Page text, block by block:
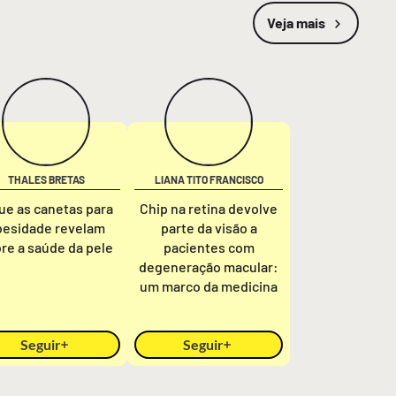
Veja mais
THALES BRETAS
as canetas para
revelam
a saúde da pele
Seguir
LIANA TITO FRANCISCO
Chip na retina devolve
parte da visão a
pacientes com
degeneração macular:
um marco da medicina
Seguir